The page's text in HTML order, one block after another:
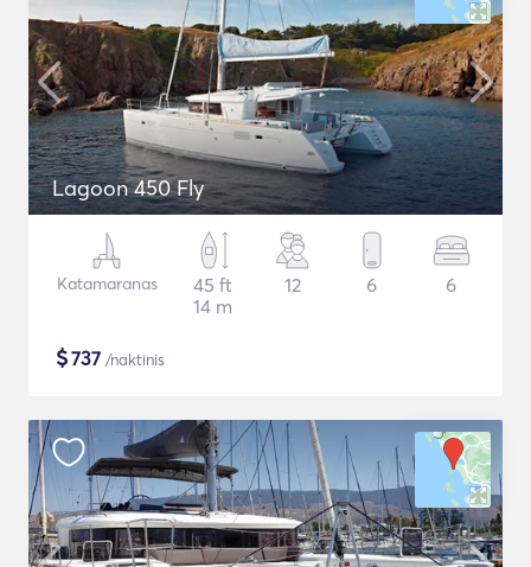
Lagoon 450 Fly
Katamaranas
45 ft
14 m
12 6 6
$737 /naktinis